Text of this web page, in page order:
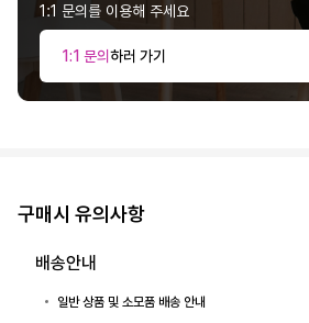
1:1 문의를 이용해 주세요
1:1 문의 하러 가기
구매시 유의사항
배송안내
일반 상품 및 소모품 배송 안내